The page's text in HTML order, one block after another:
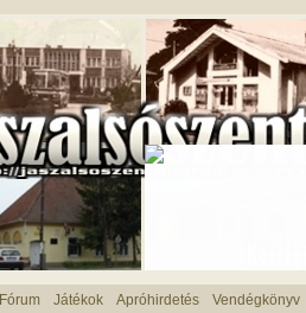
Fórum Játékok Apróhirdetés Vendégkönyv